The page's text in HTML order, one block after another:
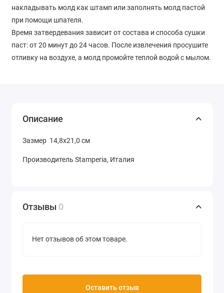
накладывать молд как штамп или заполнять молд пастой
при помощи шпателя.
Время затвердевания зависит от состава и способа сушки
паст: от 20 минут до 24 часов. После извлечения просушите
отливку на воздухе, а молд промойте теплой водой с мылом.
Описание
Зазмер 14,8х21,0 см
Производитель Stamperia, Италия
Отзывы 0
Нет отзывов об этом товаре.
Оставить отзыв